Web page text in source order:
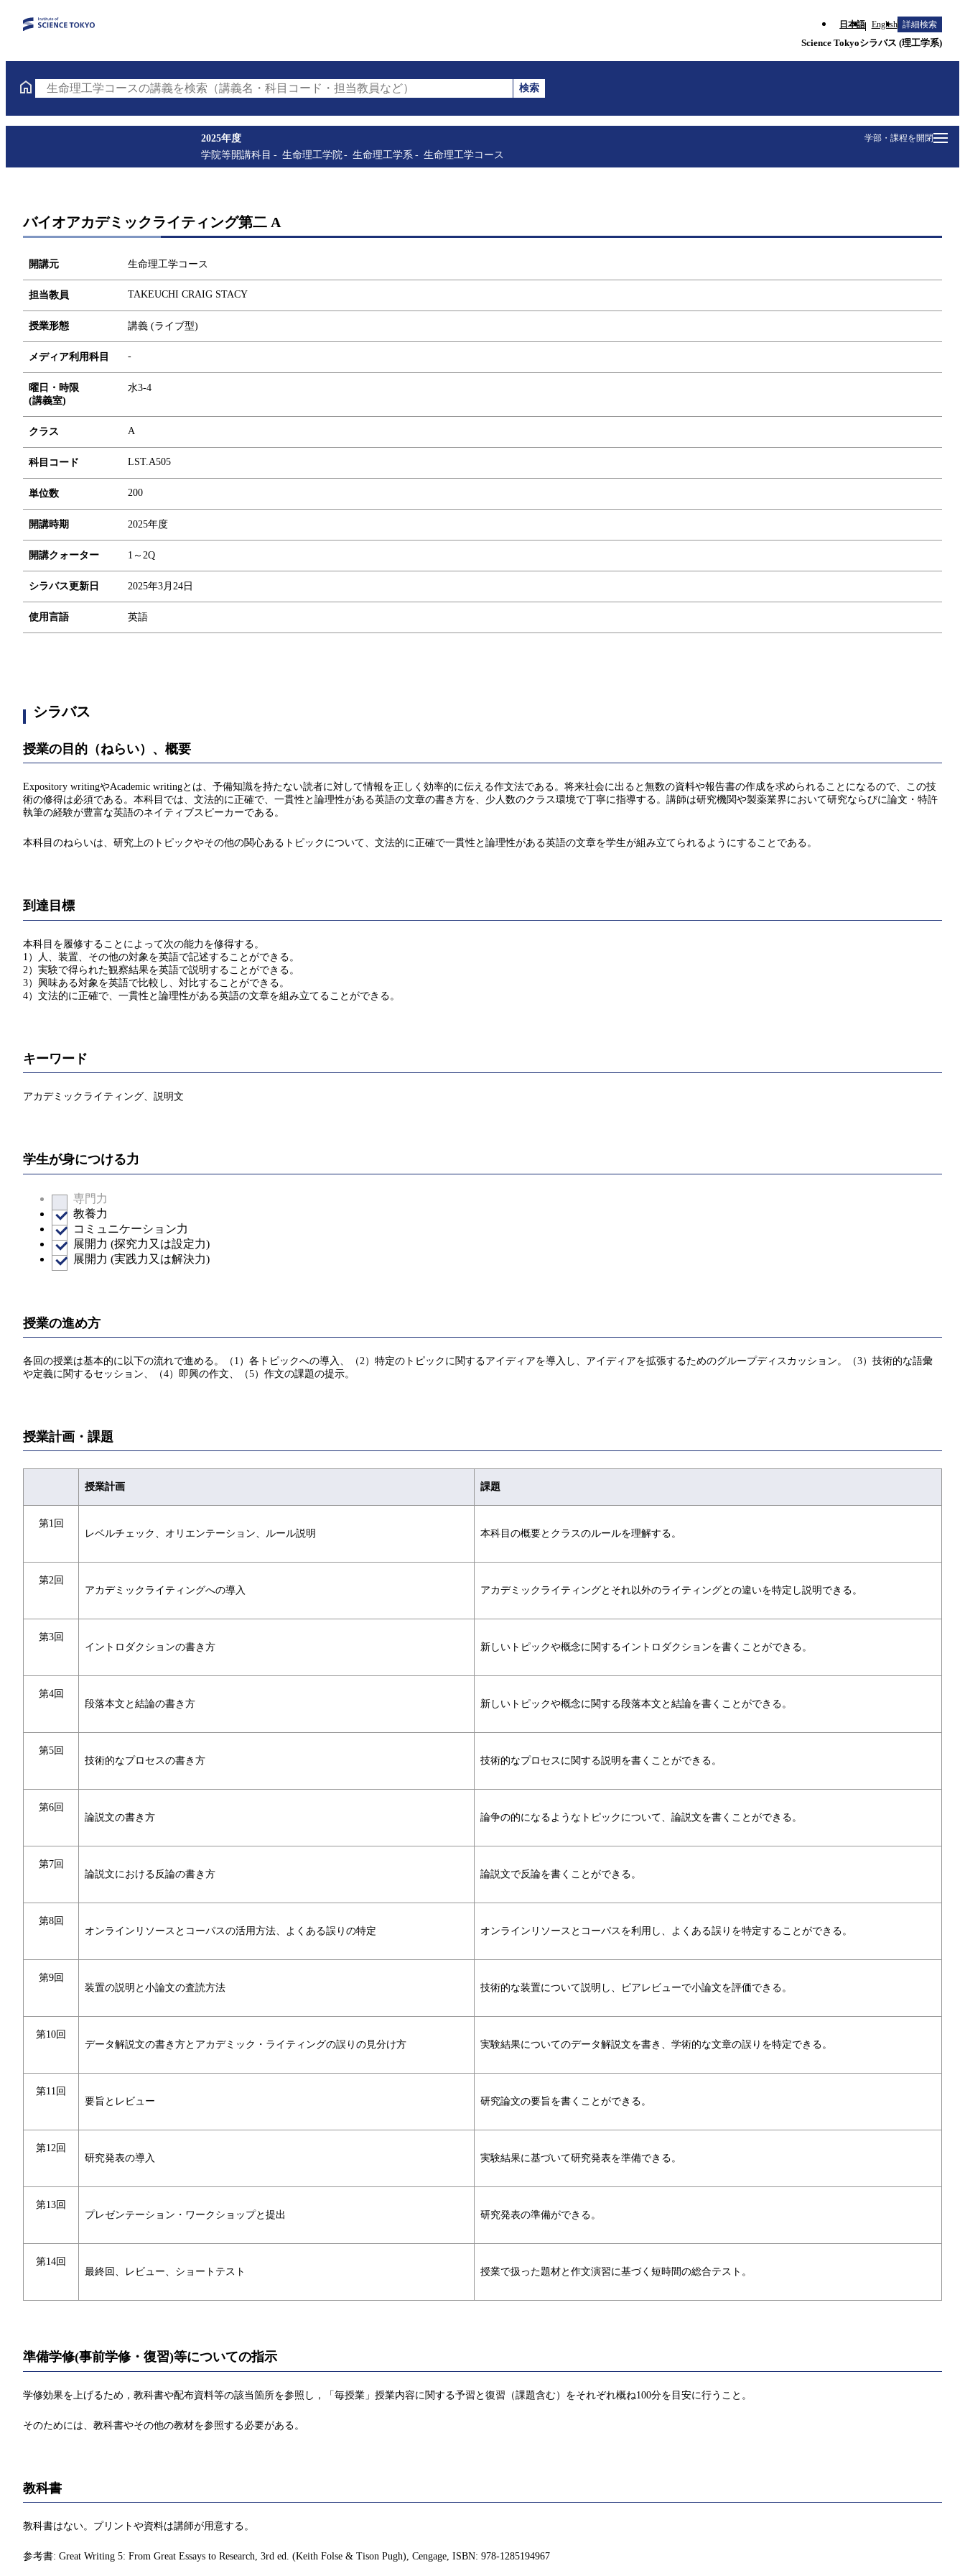
日本語 English 詳細検索
Science Tokyoシラバス (理工学系)
生命理工学コースの講義を検索（講義名・科目コード・担当教員など）
検索
学部・課程を開閉
2025年度
学院等開講科目
生命理工学院 生命理工学系 生命理工学コース
バイオアカデミックライティング第二 A
開講元 生命理工学コース
担当教員 TAKEUCHI CRAIG STACY
授業形態 講義 (ライブ型)
メディア利用科目 -
曜日・時限
(講義室)
水3-4
クラス A
科目コード LST.A505
単位数 200
開講時期 2025年度
開講クォーター 1～2Q
シラバス更新日 2025年3月24日
使用言語 英語
シラバス
授業の目的（ねらい）、概要
Expository writingやAcademic writingとは、予備知識を持たない読者に対して情報を正しく効率的に伝える作文法である。将来社会に出ると無数の資料や報告書の作成を求められることになるので、この技
術の修得は必須である。本科目では、文法的に正確で、一貫性と論理性がある英語の文章の書き方を、少人数のクラス環境で丁寧に指導する。講師は研究機関や製薬業界において研究ならびに論文・特許
執筆の経験が豊富な英語のネイティブスピーカーである。
本科目のねらいは、研究上のトピックやその他の関心あるトピックについて、文法的に正確で一貫性と論理性がある英語の文章を学生が組み立てられるようにすることである。
到達目標
本科目を履修することによって次の能力を修得する。
1）人、装置、その他の対象を英語で記述することができる。
2）実験で得られた観察結果を英語で説明することができる。
3）興味ある対象を英語で比較し、対比することができる。
4）文法的に正確で、一貫性と論理性がある英語の文章を組み立てることができる。
キーワード
アカデミックライティング、説明文
学生が身につける力
専門力
教養力
コミュニケーション力
展開力 (探究力又は設定力)
展開力 (実践力又は解決力)
授業の進め方
各回の授業は基本的に以下の流れで進める。（1）各トピックへの導入、（2）特定のトピックに関するアイディアを導入し、アイディアを拡張するためのグループディスカッション。（3）技術的な語彙
や定義に関するセッション、（4）即興の作文、（5）作文の課題の提示。
授業計画・課題
授業計画 課題
第1回
レベルチェック、オリエンテーション、ルール説明
本科目の概要とクラスのルールを理解する。
第2回
アカデミックライティングへの導入
アカデミックライティングとそれ以外のライティングとの違いを特定し説明できる。
第3回
イントロダクションの書き方
新しいトピックや概念に関するイントロダクションを書くことができる。
第4回
段落本文と結論の書き方
新しいトピックや概念に関する段落本文と結論を書くことができる。
第5回
技術的なプロセスの書き方
技術的なプロセスに関する説明を書くことができる。
第6回
論説文の書き方
論争の的になるようなトピックについて、論説文を書くことができる。
第7回
論説文における反論の書き方
論説文で反論を書くことができる。
第8回
オンラインリソースとコーパスの活用方法、よくある誤りの特定
オンラインリソースとコーパスを利用し、よくある誤りを特定することができる。
第9回
装置の説明と小論文の査読方法
技術的な装置について説明し、ピアレビューで小論文を評価できる。
第10回
データ解説文の書き方とアカデミック・ライティングの誤りの見分け方
実験結果についてのデータ解説文を書き、学術的な文章の誤りを特定できる。
第11回
要旨とレビュー
研究論文の要旨を書くことができる。
第12回
研究発表の導入
実験結果に基づいて研究発表を準備できる。
第13回
プレゼンテーション・ワークショップと提出
研究発表の準備ができる。
第14回
最終回、レビュー、ショートテスト
授業で扱った題材と作文演習に基づく短時間の総合テスト。
準備学修(事前学修・復習)等についての指示
学修効果を上げるため，教科書や配布資料等の該当箇所を参照し，「毎授業」授業内容に関する予習と復習（課題含む）をそれぞれ概ね100分を目安に行うこと。
そのためには、教科書やその他の教材を参照する必要がある。
教科書
教科書はない。プリントや資料は講師が用意する。
参考書: Great Writing 5: From Great Essays to Research, 3rd ed. (Keith Folse & Tison Pugh), Cengage, ISBN: 978-1285194967